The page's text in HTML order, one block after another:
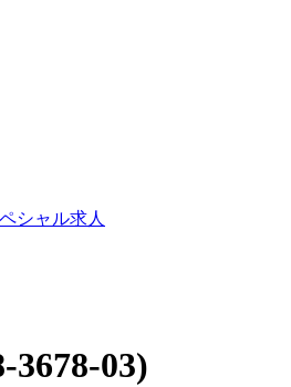
シャル求人
03)